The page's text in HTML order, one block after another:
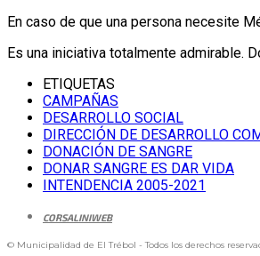
En caso de que una persona necesite
Es una iniciativa totalmente admirable.
ETIQUETAS
CAMPAÑAS
DESARROLLO SOCIAL
DIRECCIÓN DE DESARROLLO
DONACIÓN DE SANGRE
DONAR SANGRE ES DAR VIDA
INTENDENCIA 2005-2021
CORSALINIWEB
© Municipalidad de El Trébol - Todos los derechos